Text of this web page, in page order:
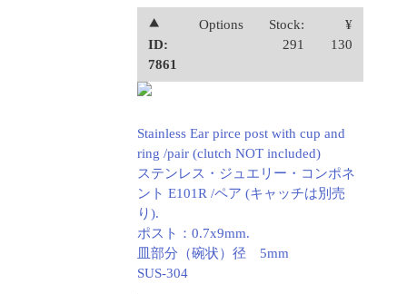
⯅
ID:
7861
Options
Stock:
291
¥
130
Stainless Ear pirce post with cup and
ring /pair (clutch NOT included)
ステンレス・ジュエリー・コンポネ
ント E101R /ペア (キャッチは別売
り).
ポスト：0.7x9mm.
皿部分（碗状）径 5mm
SUS-304